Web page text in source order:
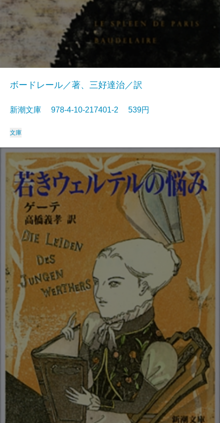
ボードレール／著、三好達治／訳
新潮文庫 978-4-10-217401-2 539円
文庫